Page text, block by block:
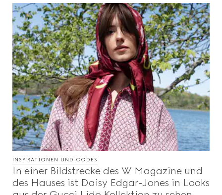
INSPIRATIONEN UND CODES
In einer Bildstrecke des W Magazine und
des Hauses ist Daisy Edgar-Jones in Looks